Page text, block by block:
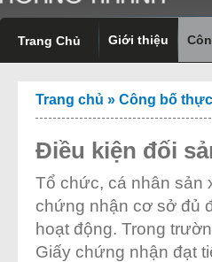
Điều kiện đối
Tổ chức, cá nhân sản
chứng nhận cơ sở đủ
hoạt động. Trong
Giấy chứng nhận đạt
Trang chủ » Công bố
Trang Chủ Giới thiệu